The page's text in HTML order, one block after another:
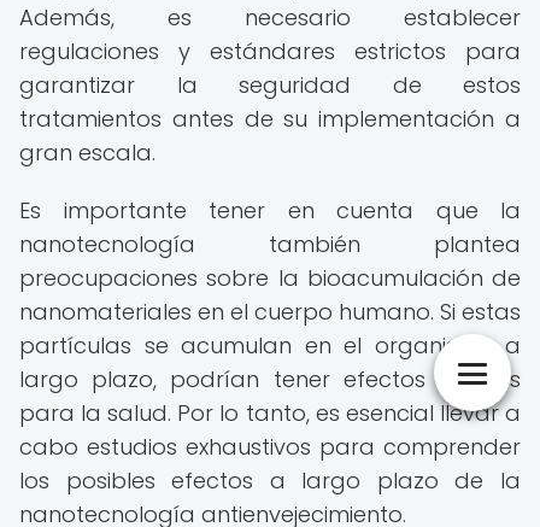
Además, es necesario establecer
regulaciones y estándares estrictos para
garantizar la seguridad de estos
tratamientos antes de su implementación a
gran escala.
Es importante tener en cuenta que la
nanotecnología también plantea
preocupaciones sobre la bioacumulación de
nanomateriales en el cuerpo humano. Si estas
partículas se acumulan en el organismo a
largo plazo, podrían tener efectos nocivos
para la salud. Por lo tanto, es esencial llevar a
cabo estudios exhaustivos para comprender
los posibles efectos a largo plazo de la
nanotecnología antienvejecimiento.